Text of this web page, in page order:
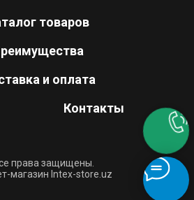
товаров
и оплата
Контакты
права защищены.
магазин Intex-store.uz